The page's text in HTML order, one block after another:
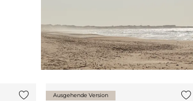
Ausgehende Version